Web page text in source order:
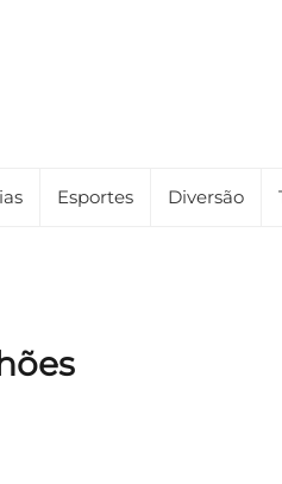
Esportes Diversão